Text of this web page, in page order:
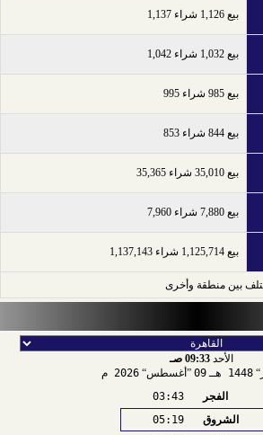
بيع 1,126 شراء 1,137
بيع 1,032 شراء 1,042
بيع 985 شراء 995
بيع 844 شراء 853
بيع 35,010 شراء 35,365
بيع 7,880 شراء 7,960
بيع 1,125,714 شراء 1,137,143
بين منطقة وأخرى
الأحد09:33 صـ
1448 هـ 09 أغسطس 2026 م
الفجر
03:43
الشروق
05:19